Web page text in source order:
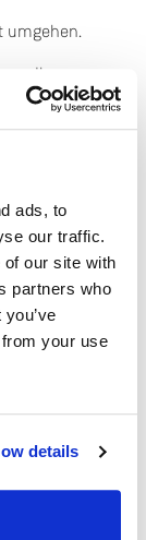
ads, to
our traffic.
our site with
partners who
your use
details
umgehen.
Ihnen
und ahmt
sie
sicher,
zwar
nur die
die